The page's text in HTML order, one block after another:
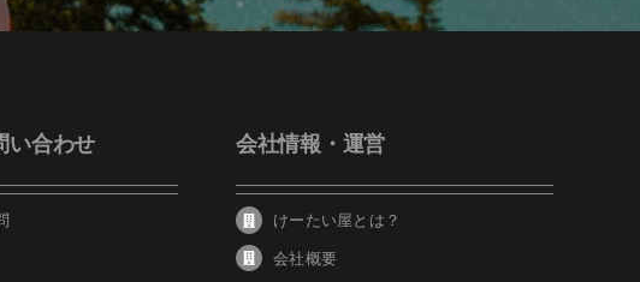
い合わせ 会社情報・運営
けーたい屋とは？
会社概要